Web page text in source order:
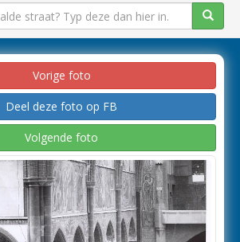
Vorige foto
Deel deze foto op FB
Volgende foto